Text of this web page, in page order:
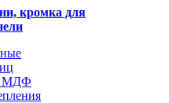
кромка для
МДФ